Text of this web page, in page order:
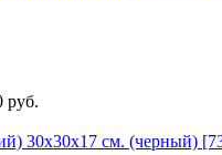
руб.
30х30х17 см. (черный)